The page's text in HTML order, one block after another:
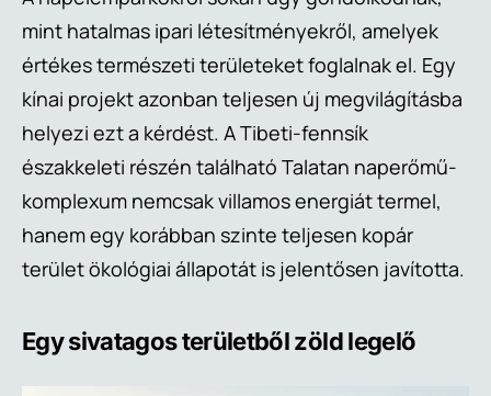
mint hatalmas ipari létesítményekről, amelyek
értékes természeti területeket foglalnak el. Egy
kínai projekt azonban teljesen új megvilágításba
helyezi ezt a kérdést. A Tibeti-fennsík
északkeleti részén található Talatan naperőmű-
komplexum nemcsak villamos energiát termel,
hanem egy korábban szinte teljesen kopár
terület ökológiai állapotát is jelentősen javította.
Egy sivatagos területből zöld legelő